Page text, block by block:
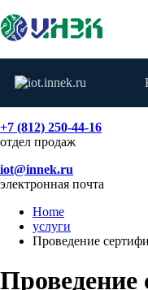
+7 (812) 250-44-16
отдел продаж
iot@innek.ru
электронная почта
Home
услуги
Проведение